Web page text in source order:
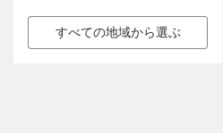
すべての地域から選ぶ